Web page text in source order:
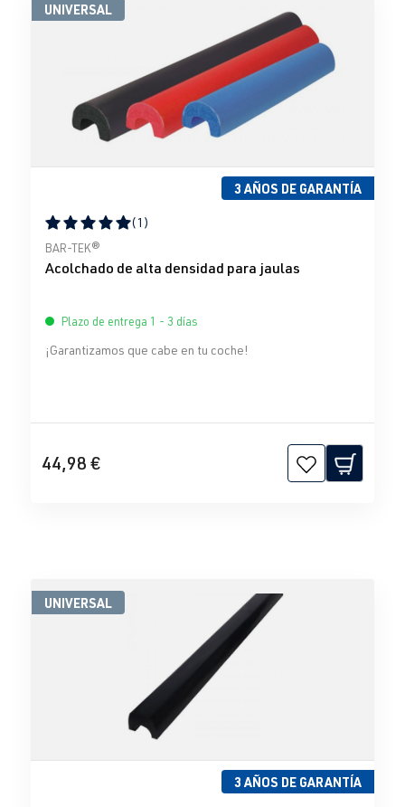
UNIVERSAL
3 AÑOS DE GARANTÍA
Calificación promedio de 5 de 5 estrellas
(1)
BAR-TEK®
Acolchado de alta densidad para jaulas
Plazo de entrega 1 - 3 días
¡Garantizamos que cabe en tu coche!
44,98 €
UNIVERSAL
3 AÑOS DE GARANTÍA